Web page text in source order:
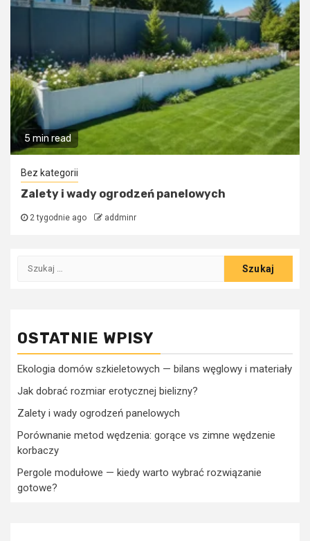
5 min read
Bez kategorii
Zalety i wady ogrodzeń panelowych
2 tygodnie ago addminr
Szukaj:
OSTATNIE WPISY
Ekologia domów szkieletowych — bilans węglowy i materiały
Jak dobrać rozmiar erotycznej bielizny?
Zalety i wady ogrodzeń panelowych
Porównanie metod wędzenia: gorące vs zimne wędzenie
korbaczy
Pergole modułowe — kiedy warto wybrać rozwiązanie
gotowe?